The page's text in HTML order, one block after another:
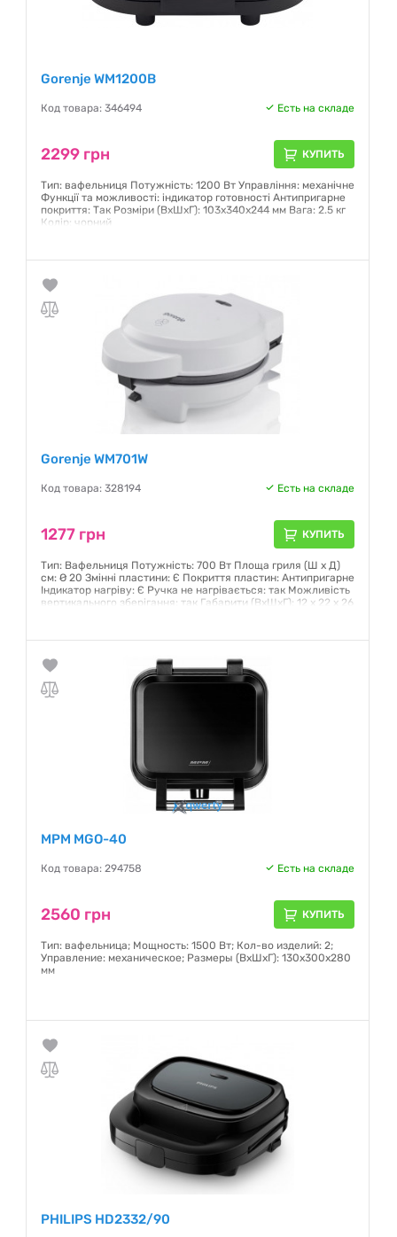
Gorenje WM1200B
Код товара: 346494 Есть на складе
2299 грн КУПИТЬ
Тип: вафельниця Потужність: 1200 Вт Управління: механічне
Функції та можливості: індикатор готовності Антипригарне
покриття: Так Розміри (ВхШхГ): 103х340х244 мм Вага: 2.5 кг
Колір: чорний
Gorenje WM701W
Код товара: 328194 Есть на складе
1277 грн КУПИТЬ
Тип: Вафельниця Потужність: 700 Вт Площа гриля (Ш х Д)
см: Ø 20 Змінні пластини: Є Покриття пластин: Антипригарне
Індикатор нагріву: Є Ручка не нагрівається: так Можливість
вертикального зберігання: так Габарити (ВхШхГ): 12 х 22 х 26
Гарантия:12 месяцев
MPM MGO-40
Код товара: 294758 Есть на складе
2560 грн КУПИТЬ
Тип: вафельница; Мощность: 1500 Вт; Кол-во изделий: 2;
Управление: механическое; Размеры (ВхШхГ): 130х300х280
мм
PHILIPS HD2332/90